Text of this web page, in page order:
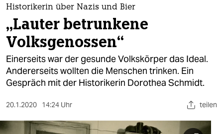
themen
politik
öko
gesellschaft
sport
Historikerin über Nazis und Bier
„Lauter betrunkene
Volksgenossen“
Einerseits war der gesunde Volkskörper das Ideal.
Andererseits wollten die Menschen trinken. Ein
Gespräch mit der Historikerin Dorothea Schmidt.
20.1.2020 14:24 Uhr teilen